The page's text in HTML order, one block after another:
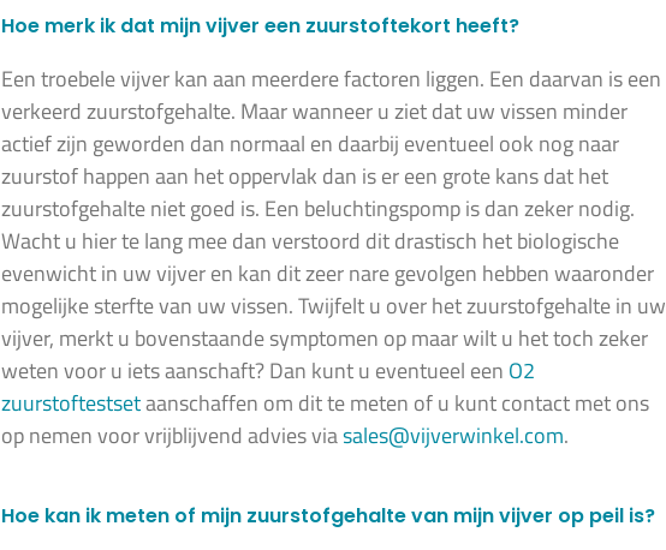
Hoe merk ik dat mijn vijver een zuurstoftekort heeft?
Een troebele vijver kan aan meerdere factoren liggen. Een daarvan is een
verkeerd zuurstofgehalte. Maar wanneer u ziet dat uw vissen minder
actief zijn geworden dan normaal en daarbij eventueel ook nog naar
zuurstof happen aan het oppervlak dan is er een grote kans dat het
zuurstofgehalte niet goed is. Een beluchtingspomp is dan zeker nodig.
Wacht u hier te lang mee dan verstoord dit drastisch het biologische
evenwicht in uw vijver en kan dit zeer nare gevolgen hebben waaronder
mogelijke sterfte van uw vissen. Twijfelt u over het zuurstofgehalte in uw
vijver, merkt u bovenstaande symptomen op maar wilt u het toch zeker
weten voor u iets aanschaft? Dan kunt u eventueel een O2
zuurstoftestsetaanschaffen om dit te meten of u kunt contact met ons
op nemen voor vrijblijvend advies viasales@vijverwinkel.com.
Hoe kan ik meten of mijn zuurstofgehalte van mijn vijver op peil is?